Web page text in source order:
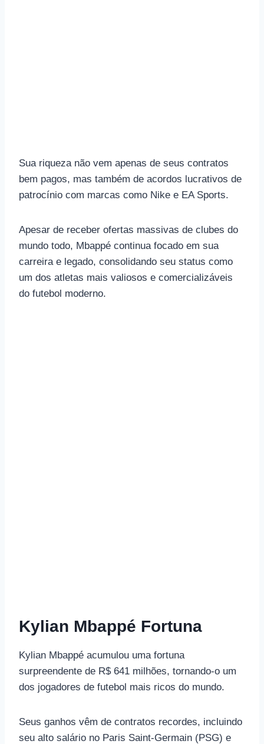
Sua riqueza não vem apenas de seus contratos
bem pagos, mas também de acordos lucrativos de
patrocínio com marcas como Nike e EA Sports.
Apesar de receber ofertas massivas de clubes do
mundo todo, Mbappé continua focado em sua
carreira e legado, consolidando seu status como
um dos atletas mais valiosos e comercializáveis ​​
do futebol moderno.
Kylian Mbappé Fortuna
Kylian Mbappé acumulou uma fortuna
surpreendente de R$ 641 milhões, tornando-o um
dos jogadores de futebol mais ricos do mundo.
Seus ganhos vêm de contratos recordes, incluindo
seu alto salário no Paris Saint-Germain (PSG) e